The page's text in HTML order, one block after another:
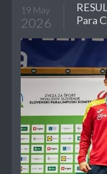
19 May
2026
Para